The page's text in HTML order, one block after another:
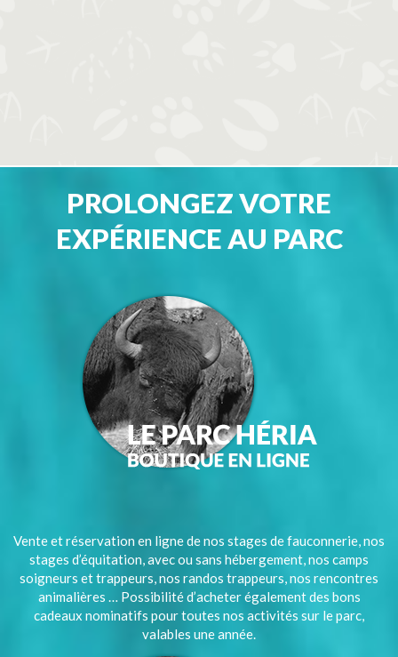
PROLONGEZ VOTRE
EXPÉRIENCE AU PARC
Vente et réservation en ligne de nos stages de fauconnerie, nos
stages d’équitation, avec ou sans hébergement, nos camps
soigneurs et trappeurs, nos randos trappeurs, nos rencontres
animalières … Possibilité d’acheter également des bons
cadeaux nominatifs pour toutes nos activités sur le parc,
valables une année.